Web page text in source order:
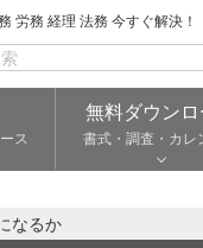
労務 経理 法務 今すぐ解決！
ス
無料ダウンロ
書式・調査・カレ
なるか